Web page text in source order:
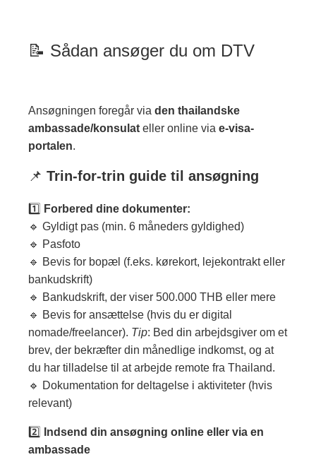
📝 Sådan ansøger du om DTV
Ansøgningen foregår via den thailandske
ambassade/konsulat eller online via e-visa-
portalen.
📌 Trin-for-trin guide til ansøgning
1️⃣ Forbered dine dokumenter:
🔹 Gyldigt pas (min. 6 måneders gyldighed)
🔹 Pasfoto
🔹 Bevis for bopæl (f.eks. kørekort, lejekontrakt eller
bankudskrift)
🔹 Bankudskrift, der viser 500.000 THB eller mere
🔹 Bevis for ansættelse (hvis du er digital
nomade/freelancer). Tip: Bed din arbejdsgiver om et
brev, der bekræfter din månedlige indkomst, og at
du har tilladelse til at arbejde remote fra Thailand.
🔹 Dokumentation for deltagelse i aktiviteter (hvis
relevant)
2️⃣
Indsend din ansøgning online eller via en
ambassade